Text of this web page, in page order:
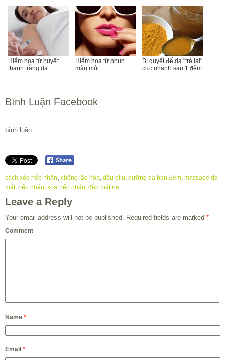
Hiểm họa từ huyết
thanh trắng da
Hiểm họa từ phun
màu môi
Bí quyết để da "trẻ lại"
cực nhanh sau 1 đêm
Bình Luận Facebook
bình luận
cách xóa nếp nhăn chống lão hóa dầu oliu dưỡng da ban đêm massage da
mặt, nếp nhăn xóa nếp nhăn đắp mặt nạ
Leave a Reply
Your email address will not be published. Required fields are marked *
Comment
Name *
Email *